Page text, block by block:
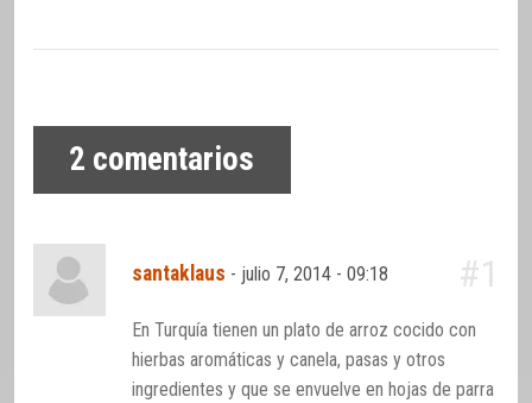
2 comentarios
santaklaus - julio 7, 2014 - 09:18 #1
En Turquía tienen un plato de arroz cocido con
hierbas aromáticas y canela, pasas y otros
ingredientes y que se envuelve en hojas de parra